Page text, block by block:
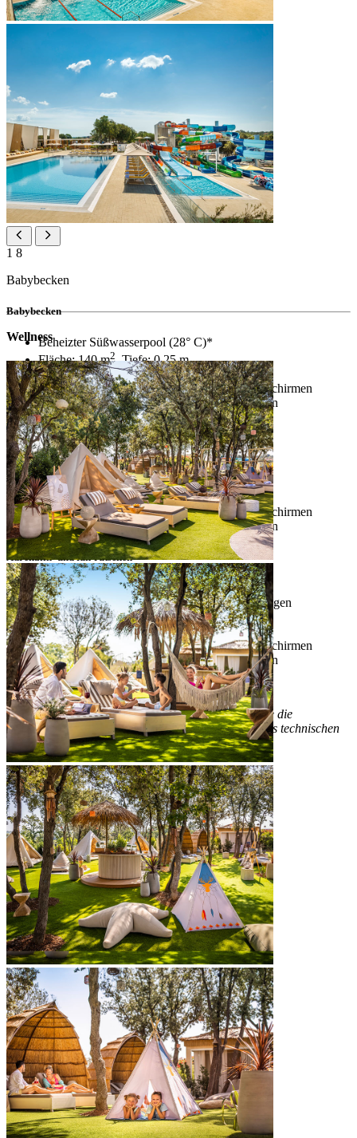
1 8
Babybecken
Babybecken
Beheizter Süßwasserpool (28° C)*
Fläche: 140 m2, Tiefe: 0,25 m
Überdachter flacher Pool mit Wasserspielzeug
Kostenfreie Nutzung von Sonnenliegen und -schirmen
Duschen, Umkleidekabinen und Sanitäranlagen
Kinderbecken mit wasserburg
Beheizter Süßwasserpool (28° C)*
Fläche: 390 m2, Tiefe: 0,30 m
Wasserattraktionen mit Kinderrutschen
Kostenfreie Nutzung von Sonnenliegen und -schirmen
Duschen, Umkleidekabinen und Sanitäranlagen
Adrenalin- und fun-rutschen
Süßwasserpool, Tiefe: 1,20 m
6 Spaßrutschen, davon 4 Rutschen, die für einigen
Nervenkitzel sorgen
Twister Slide – Höhe: 10 m
Kostenfreie Nutzung von Sonnenliegen und -schirmen
Duschen, Umkleidekabinen und Sanitäranlagen
*Die Öffnungszeiten und Schließung des Pools sowie die
Wassertemperatur können je nach Wetterlage und aus technischen
Gründen variieren
Wellness